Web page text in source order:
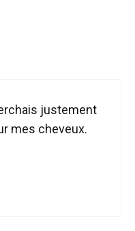
justement
mes cheveux.